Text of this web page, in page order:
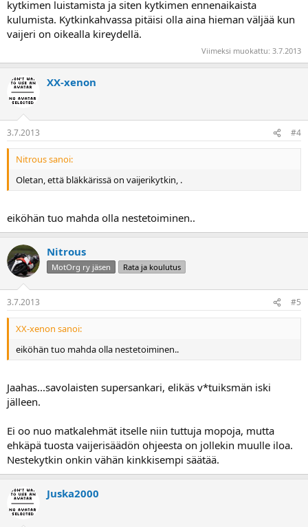
kytkimen luistamista ja siten kytkimen ennenaikaista
kulumista. Kytkinkahvassa pitäisi olla aina hieman väljää kun
vaijeri on oikealla kireydellä.
Viimeksi muokattu: 3.7.2013
XX-xenon
3.7.2013 #4
Nitrous sanoi:
Oletan, että bläkkärissä on vaijerikytkin, .
eiköhän tuo mahda olla nestetoiminen..
Nitrous
MotOrg ry jäsen Rata ja koulutus
3.7.2013 #5
XX-xenon sanoi:
eiköhän tuo mahda olla nestetoiminen..
Jaahas...savolaisten supersankari, elikäs v*tuiksmän iski
jälleen.
Ei oo nuo matkalehmät itselle niin tuttuja mopoja, mutta
ehkäpä tuosta vaijerisäädön ohjeesta on jollekin muulle iloa.
Nestekytkin onkin vähän kinkkisempi säätää.
Juska2000